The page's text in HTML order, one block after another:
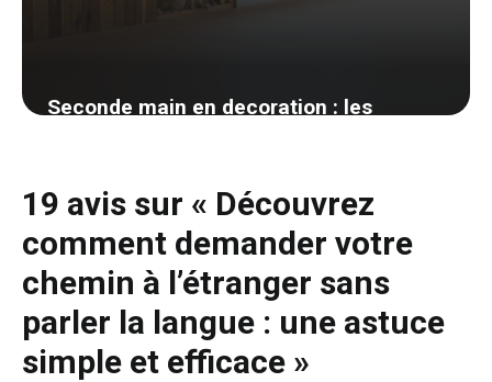
Seconde main en decoration : les
25 mai 2026
19 avis sur « Découvrez
comment demander votre
chemin à l’étranger sans
parler la langue : une astuce
simple et efficace »